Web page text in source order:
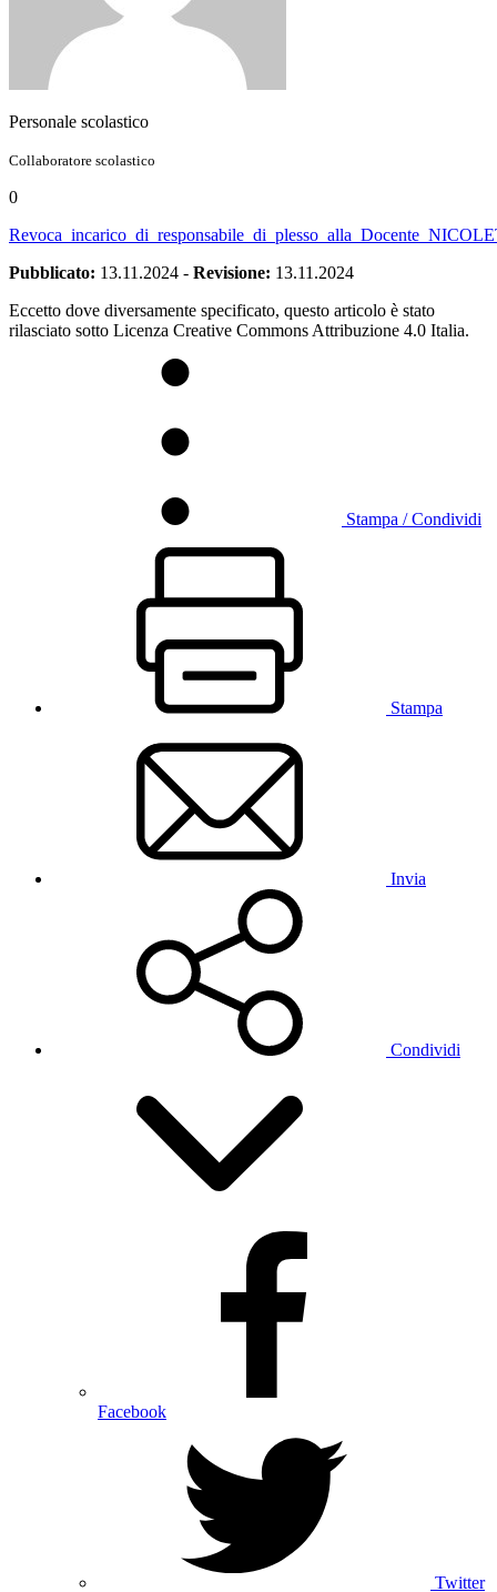
Personale scolastico
Collaboratore scolastico
0
Pubblicato: 13.11.2024 - Revisione: 13.11.2024
Eccetto dove diversamente specificato, questo articolo è stato
rilasciato sotto Licenza Creative Commons Attribuzione 4.0 Italia.
Stampa / Condividi
Stampa
Invia
Condividi
Facebook
Twitter